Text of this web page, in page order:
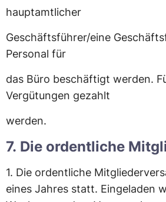
hauptamtlicher
Geschäftsführer/eine
Personal für
das Büro beschäftigt werden.
Vergütungen gezahlt
werden.
7. Die ordentliche
1. Die ordentliche
eines Jahres statt. Eingeladen